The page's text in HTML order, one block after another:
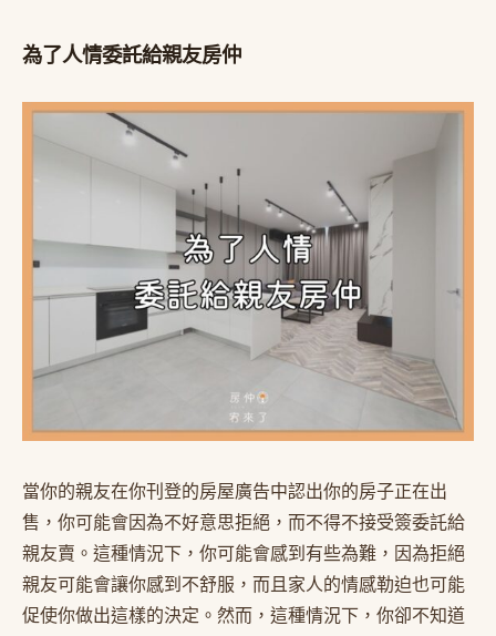
為了人情委託給親友房仲
當你的親友在你刊登的房屋廣告中認出你的房子正在出
售，你可能會因為不好意思拒絕，而不得不接受簽委託給
親友賣。這種情況下，你可能會感到有些為難，因為拒絕
親友可能會讓你感到不舒服，而且家人的情感勒迫也可能
促使你做出這樣的決定。然而，這種情況下，你卻不知道